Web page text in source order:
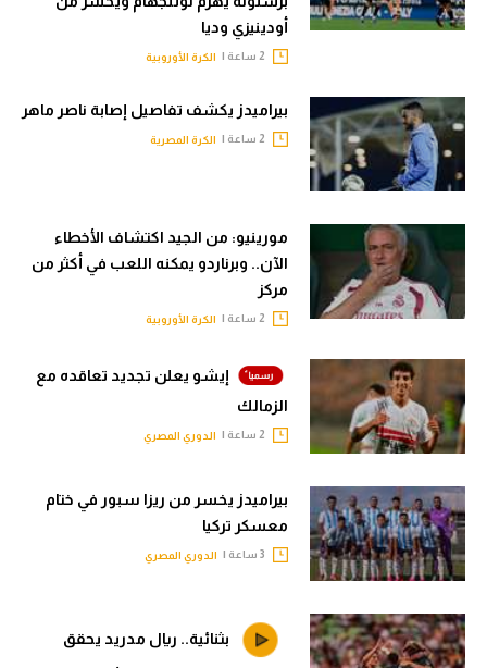
أودينيزي وديا
الكرة الأوروبية
بيراميدز يكشف تفاصيل إصابة ناصر ماهر
الكرة المصرية
مورينيو: من الجيد اكتشاف الأخطاء
الآن.. وبرناردو يمكنه اللعب في أكثر من
مركز
الكرة الأوروبية
إيشو يعلن تجديد تعاقده مع
الزمالك
الدوري المصري
بيراميدز يخسر من ريزا سبور في ختام
معسكر تركيا
الدوري المصري
بثنائية.. ريال مدريد يحقق